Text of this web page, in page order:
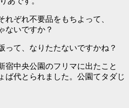
れぞれ不要品をもちよって、
ないですか？
って、なりたたないですかね？
中央公園のフリマに出たこと
ば代とられました。公園てタダじ